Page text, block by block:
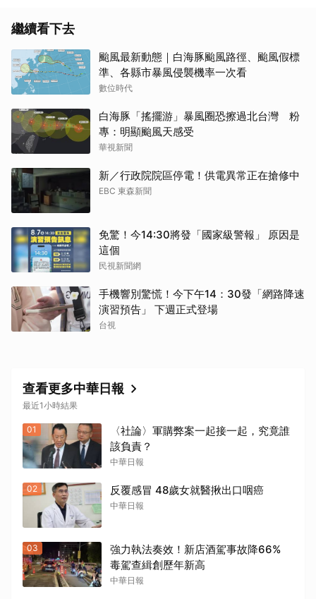
繼續看下去
颱風最新動態｜白海豚颱風路徑、颱風假標
準、各縣市暴風侵襲機率一次看
數位時代
白海豚「搖擺游」暴風圈恐擦過北台灣 粉
專：明顯颱風天感受
華視新聞
新／行政院院區停電！供電異常正在搶修中
EBC 東森新聞
免驚！今14:30將發「國家級警報」 原因是
這個
民視新聞網
手機響別驚慌！今下午14：30發「網路降速
演習預告」 下週正式登場
台視
查看更多中華日報
最近1小時結果
01
〈社論〉軍購弊案一起接一起，究竟誰
該負責？
中華日報
02 反覆感冒 48歲女就醫揪出口咽癌
中華日報
03
強力執法奏效！新店酒駕事故降66%
毒駕查緝創歷年新高
中華日報